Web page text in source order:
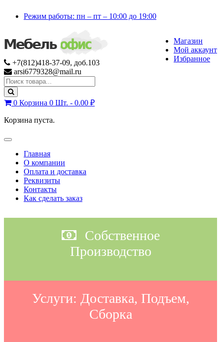
Режим работы: пн – пт – 10:00 до 19:00
Магазин
Мой аккаунт
Избранное
+7(812)418-37-09, доб.103
arsi6779328@mail.ru
Search
for:
0 Корзина 0 Шт. - 0.00 ₽
Корзина пуста.
Toggle
navigationГлавная
О компании
Оплата и доставка
Реквизиты
Контакты
Как сделать заказ
Собственное
Производство
Услуги: Доставка, Подъем,
Сборка